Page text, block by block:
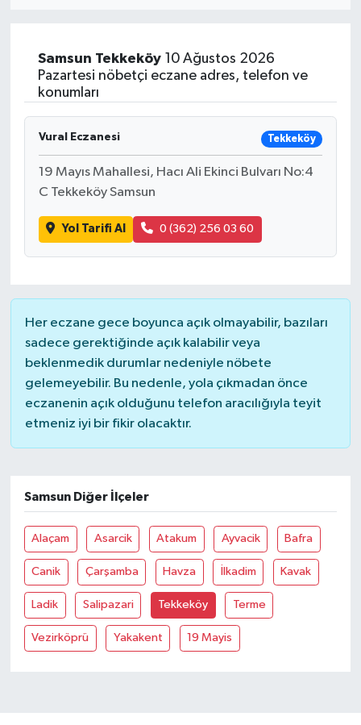
Samsun Tekkeköy10 Ağustos 2026
Pazartesi nöbetçi eczane adres, telefon ve
konumları
Vural Eczanesi Tekkeköy
19 Mayıs Mahallesi, Hacı Ali Ekinci Bulvarı No:4
C Tekkeköy Samsun
Yol Tarifi Al 0 (362) 256 03 60
Her eczane gece boyunca açık olmayabilir, bazıları
sadece gerektiğinde açık kalabilir veya
beklenmedik durumlar nedeniyle nöbete
gelemeyebilir. Bu nedenle, yola çıkmadan önce
eczanenin açık olduğunu telefon aracılığıyla teyit
etmeniz iyi bir fikir olacaktır.
Samsun Diğer İlçeler
Alaçam Asarcik Atakum Ayvacik Bafra
Canik Çarşamba Havza İlkadim Kavak
Ladik Salipazari Tekkeköy Terme
Vezirköprü Yakakent 19 Mayis
Sağlık
Magazin
Gündem
Kültür & Sanat
Genel
Bilim, Teknoloji